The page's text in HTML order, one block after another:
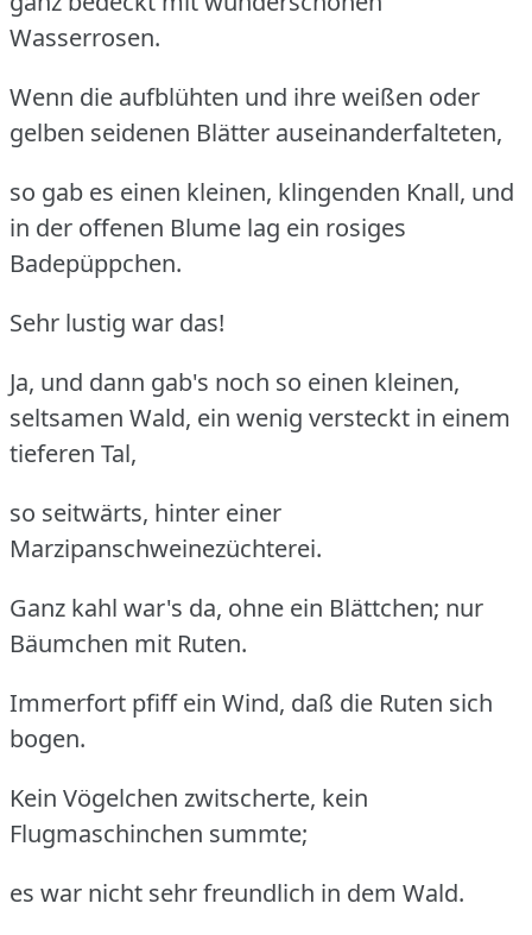
Wasserrosen.
Wenn die aufblühten und ihre weißen oder
gelben seidenen Blätter auseinanderfalteten,
so gab es einen kleinen, klingenden Knall, und
in der offenen Blume lag ein rosiges
Badepüppchen.
Sehr lustig war das!
Ja, und dann gab's noch so einen kleinen,
seltsamen Wald, ein wenig versteckt in einem
tieferen Tal,
so seitwärts, hinter einer
Marzipanschweinezüchterei.
Ganz kahl war's da, ohne ein Blättchen; nur
Bäumchen mit Ruten.
Immerfort pfiff ein Wind, daß die Ruten sich
bogen.
Kein Vögelchen zwitscherte, kein
Flugmaschinchen summte;
es war nicht sehr freundlich in dem Wald.